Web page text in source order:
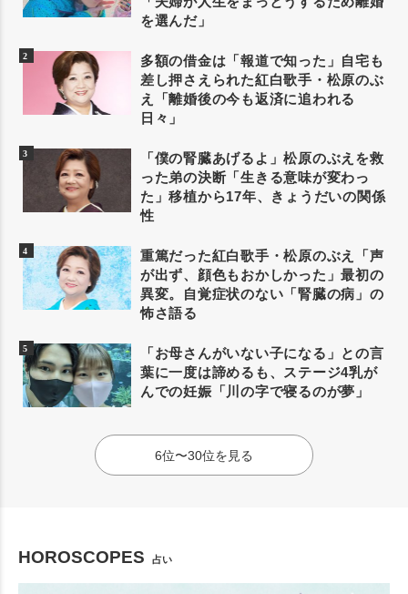
を選んだ」
多額の借金は「報道で知った」自宅も
差し押さえられた紅白歌手・松原のぶ
え「離婚後の今も返済に追われる
日々」
「僕の腎臓あげるよ」松原のぶえを救
った弟の決断「生きる意味が変わっ
た」移植から17年、きょうだいの関係
性
重篤だった紅白歌手・松原のぶえ「声
が出ず、顔色もおかしかった」最初の
異変。自覚症状のない「腎臓の病」の
怖さ語る
「お母さんがいない子になる」との言
葉に一度は諦めるも、ステージ4乳が
んでの妊娠「川の字で寝るのが夢」
6位〜30位を見る
HOROSCOPES 占い